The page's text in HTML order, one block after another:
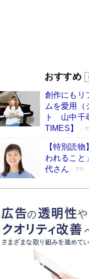
開発への関心を押し上げ
Book Bang
「不意に涙が出そうに…」
た“13歳の娘を暴行する役
シーコーディネーターに支
おすすめ
創作にもリ
ムを愛用（
ト 山中千
TIMES】
【特別読
われるこ
代さん
PR